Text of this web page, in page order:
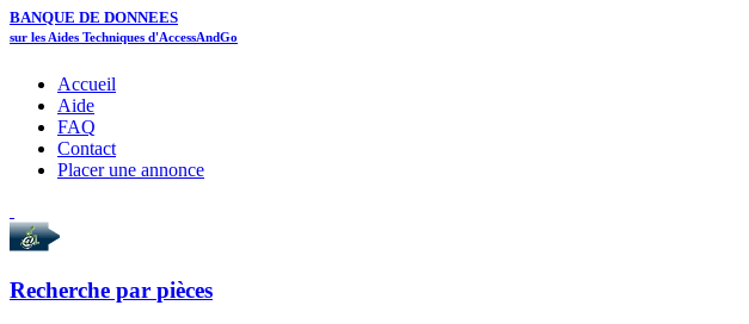
BANQUE DE DONNEES
sur les Aides Techniques d'AccessAndGo
Accueil
Aide
FAQ
Contact
Placer une annonce
Recherche par pièces